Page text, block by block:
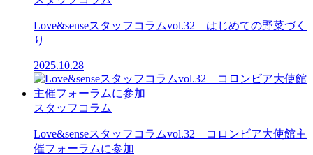
Love&senseスタッフコラムvol.32 はじめての野菜づく
り
2025.10.28
スタッフコラム
Love&senseスタッフコラムvol.32 コロンビア大使館主
催フォーラムに参加